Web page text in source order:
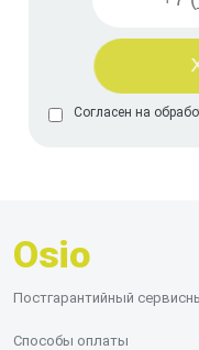
Согласен на
Osio
Постгарантийный
Способы оплаты